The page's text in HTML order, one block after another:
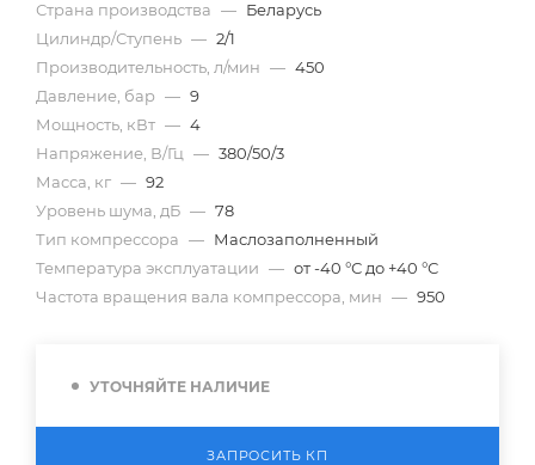
Страна производства — Беларусь
Цилиндр/Ступень — 2/1
Производительность, л/мин — 450
Давление, бар — 9
Мощность, кВт — 4
Напряжение, В/Гц — 380/50/3
Масса, кг — 92
Уровень шума, дБ — 78
Тип компрессора — Маслозаполненный
Температура эксплуатации — от -40 °С до +40 °С
Частота вращения вала компрессора, мин — 950
УТОЧНЯЙТЕ НАЛИЧИЕ
ЗАПРОСИТЬ КП